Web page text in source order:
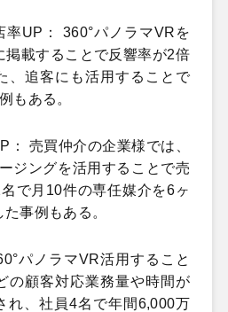
率UP： 360°パノラマVRを
掲載することで反響率が2倍
、追客にも活用することで
もある。
： 売買仲介の企業様では、
ジングを活用することで売
で月10件の専任媒介を6ヶ
事例もある。
パノラマVR活用すること
の顧客対応業務量や時間が
れ、社員4名で年間6,000万